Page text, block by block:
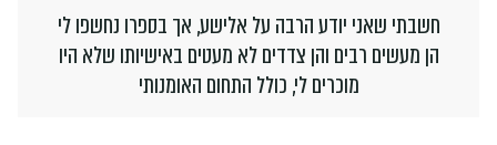
חשבתי שאני יודע הרבה על אלישע, אך בספרו נחשפו לי
הן מעשים רבים והן צדדים לא מעטים באישיותו שלא היו
מוכרים לי, כולל התחום האומנותי